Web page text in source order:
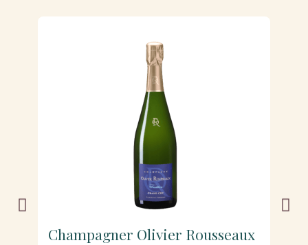
Champagner Olivier Rousseaux